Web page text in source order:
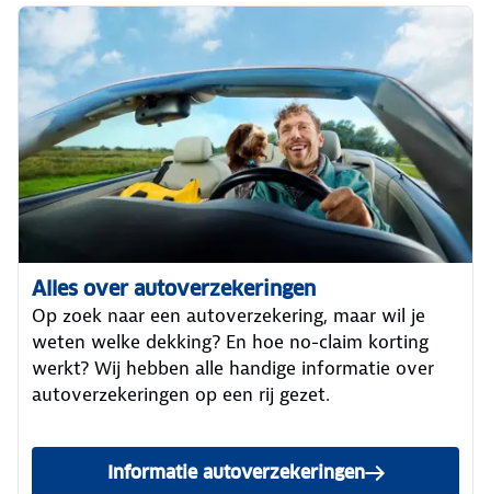
Alles over autoverzekeringen
Op zoek naar een autoverzekering, maar wil je
weten welke dekking? En hoe no-claim korting
werkt? Wij hebben alle handige informatie over
autoverzekeringen op een rij gezet.
Informatie autoverzekeringen
bekijken.